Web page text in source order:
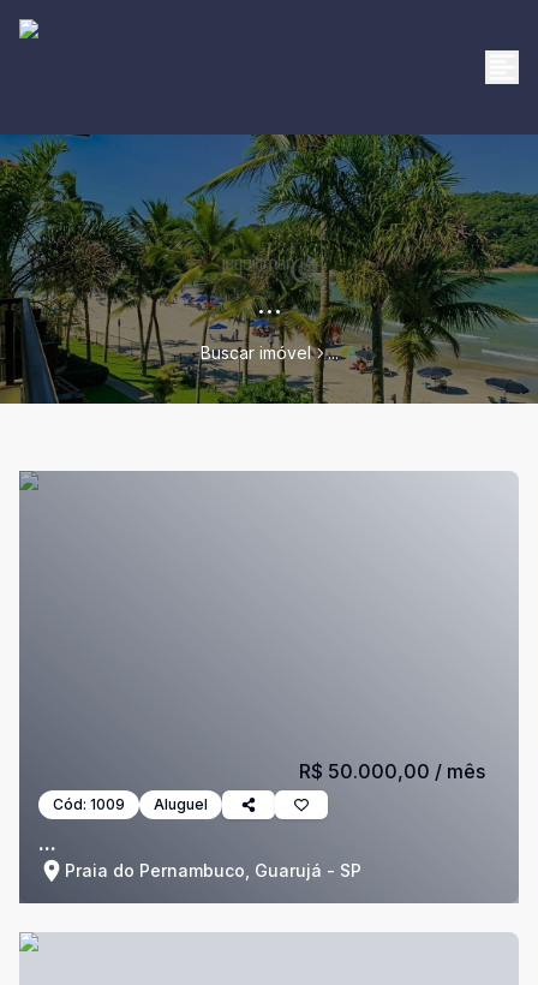
...
Buscar imóvel ...
Cód: 1009 Aluguel
...
Praia do Pernambuco, Guarujá - SP
R$ 50.000,00 / mês